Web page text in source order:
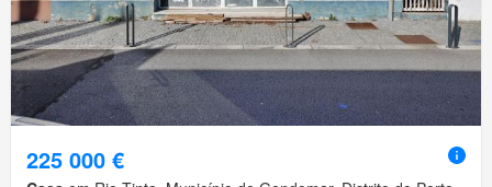
225 000 €